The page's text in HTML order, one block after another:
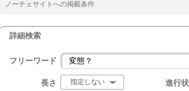
ノーチェサイトへの掲載条件
詳細検索
フリーワード
長さ 進行